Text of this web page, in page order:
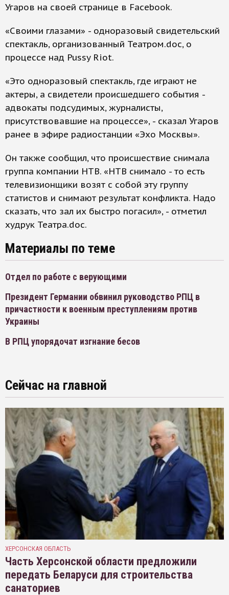
Угаров на своей странице в Facebook.
«Своими глазами» - одноразовый свидетельский
спектакль, организованный Театром.doc, о
процессе над Pussy Riot.
«Это одноразовый спектакль, где играют не
актеры, а свидетели происшедшего события -
адвокаты подсудимых, журналисты,
присутствовавшие на процессе», - сказал Угаров
ранее в эфире радиостанции «Эхо Москвы».
Он также сообщил, что происшествие снимала
группа компании НТВ. «НТВ снимало - то есть
телевизионщики возят с собой эту группу
статистов и снимают результат конфликта. Надо
сказать, что зал их быстро погасил», - отметил
худрук Театра.doc.
Материалы по теме
Отдел по работе с верующими
Президент Германии обвинил руководство РПЦ в
причастности к военным преступлениям против
Украины
В РПЦ упорядочат изгнание бесов
Сейчас на главной
ХЕРСОНСКАЯ ОБЛАСТЬ
Часть Херсонской области предложили
передать Беларуси для строительства
санаториев